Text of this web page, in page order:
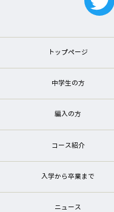
トップページ
中学生の方
編入の方
コース紹介
入学から卒業まで
ニュース